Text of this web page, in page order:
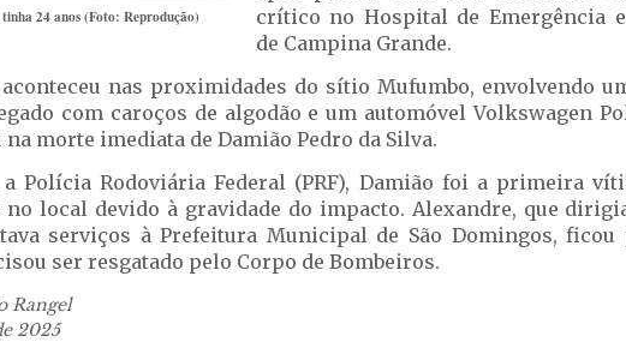
24 anos (Foto: Reprodução)
crítico no Hospital de Emergência
de Campina Grande.
aconteceu nas proximidades do sítio Mufumbo, envolvendo
com caroços de algodão e um automóvel Volkswagen
morte imediata de Damião Pedro da Silva.
Polícia Rodoviária Federal (PRF), Damião foi a primeira
no local devido à gravidade do impacto. Alexandre, que
serviços à Prefeitura Municipal de São Domingos, ficou
ser resgatado pelo Corpo de Bombeiros.
Rangel
2025